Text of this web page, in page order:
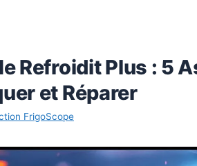
Refroidit Plus : 5
et Réparer
FrigoScope